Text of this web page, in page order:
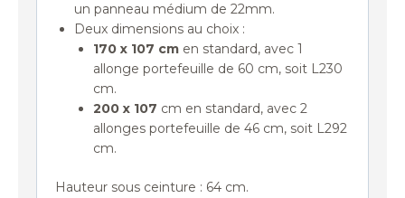
un panneau médium de 22mm.
Deux dimensions au choix :
170 x 107 cm en standard, avec 1
allonge portefeuille de 60 cm, soit L230
cm.
200 x 107 cm en standard, avec 2
allonges portefeuille de 46 cm, soit L292
cm.
Hauteur sous ceinture : 64 cm.